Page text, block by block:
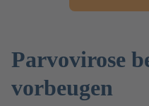
Parvovirose
vorbeugen